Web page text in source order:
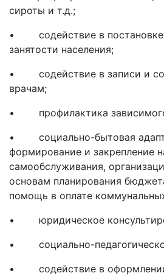
сироты и т.д.;
• содействие в постановке
занятости населения;
• содействие в записи и
врачам;
• профилактика
• социально-бытовая
формирование и закрепление
самообслуживания,
основам планирования
помощь в оплате
• юридическое
• социально-
• содействие в оформлении